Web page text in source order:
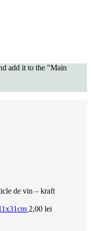
add it to the "Main
de vin – kraft
2,00 lei